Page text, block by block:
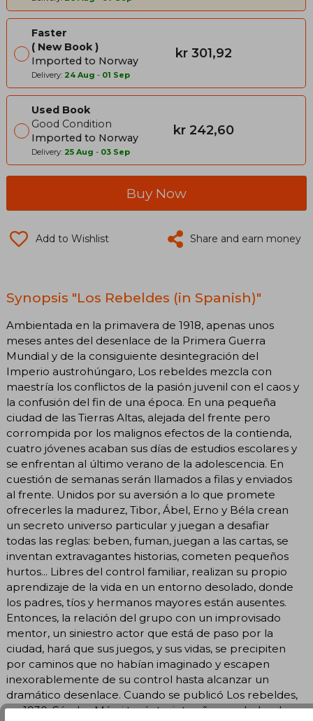
Faster
New Book
Imported to Norway
Delivery: 24 Aug - 01 Sep
kr 301,92
Used Book
Good Condition
Imported to Norway
Delivery: 25 Aug - 03 Sep
kr 242,60
Buy Now
Add to Wishlist Share and earn money
Synopsis "Los Rebeldes (in Spanish)"
Ambientada en la primavera de 1918, apenas unos
meses antes del desenlace de la Primera Guerra
Mundial y de la consiguiente desintegración del
Imperio austrohúngaro, Los rebeldes mezcla con
maestría los conflictos de la pasión juvenil con el caos y
la confusión del fin de una época. En una pequeña
ciudad de las Tierras Altas, alejada del frente pero
corrompida por los malignos efectos de la contienda,
cuatro jóvenes acaban sus días de estudios escolares y
se enfrentan al último verano de la adolescencia. En
cuestión de semanas serán llamados a filas y enviados
al frente. Unidos por su aversión a lo que promete
ofrecerles la madurez, Tibor, Ábel, Erno y Béla crean
un secreto universo particular y juegan a desafiar
todas las reglas: beben, fuman, juegan a las cartas, se
inventan extravagantes historias, cometen pequeños
hurtos... Libres del control familiar, realizan su propio
aprendizaje de la vida en un entorno desolado, donde
los padres, tíos y hermanos mayores están ausentes.
Entonces, la relación del grupo con un improvisado
mentor, un siniestro actor que está de paso por la
ciudad, hará que sus juegos, y sus vidas, se precipiten
por caminos que no habían imaginado y escapen
inexorablemente de su control hasta alcanzar un
dramático desenlace. Cuando se publicó Los rebeldes,
en 1930, Sándor Márai tenía treinta años, acababa de